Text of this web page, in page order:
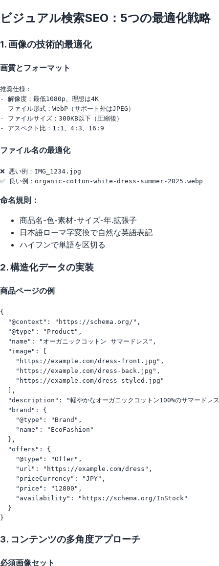
ビジュアル検索SEO：5つの最適化戦略
1. 画像の技術的最適化
画質とフォーマット
推奨仕様：
- 解像度：最低1080p、理想は4K
- ファイル形式：WebP（サポート外はJPEG）
- ファイルサイズ：300KB以下（圧縮後）
ファイル名の最適化
❌ 悪い例：IMG_1234.jpg
命名規則：
商品名-色-素材-サイズ-年.拡張子
日本語ローマ字変換で自然な英語表記
ハイフンで単語を区切る
2. 構造化データの実装
商品ページの例
{
  "@context": "https://schema.org/",
  "@type": "Product",
  "name": "オーガニックコットン サマードレス",
  "image": [
    "https://example.com/dress-front.jpg",
    "https://example.com/dress-back.jpg",
    "https://example.com/dress-styled.jpg"
  ],
"description": "軽やかなオーガニックコットン100%のサマードレス
  "brand": {
    "@type": "Brand",
    "name": "EcoFashion"
  },
  "offers": {
    "@type": "Offer",
    "url": "https://example.com/dress",
    "priceCurrency": "JPY",
    "price": "12800",
    "availability": "https://schema.org/InStock"
  }
3. コンテンツの多角度アプローチ
必須画像セット